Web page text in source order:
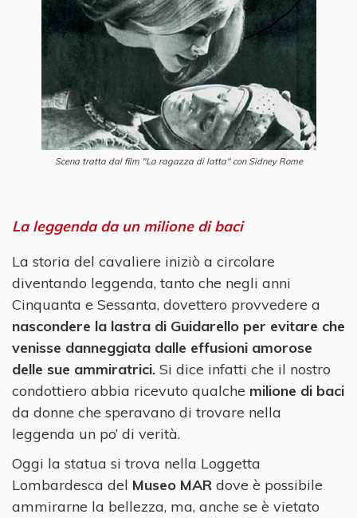
Scena tratta dal film "La ragazza di latta" con Sidney Rome
La leggenda da un milione di baci
La storia del cavaliere iniziò a circolare
diventando leggenda, tanto che negli anni
Cinquanta e Sessanta, dovettero provvedere a
nascondere la lastra di Guidarello per evitare che
venisse danneggiata dalle effusioni amorose
delle sue ammiratrici. Si dice infatti che il nostro
condottiero abbia ricevuto qualche milione di baci
da donne che speravano di trovare nella
leggenda un po’ di verità.
Oggi la statua si trova nella Loggetta
Lombardesca del Museo MAR dove è possibile
ammirarne la bellezza, ma, anche se è vietato